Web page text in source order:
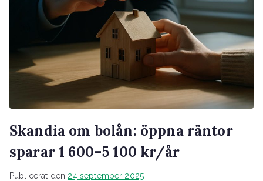
Skandia om bolån: öppna räntor
sparar 1 600–5 100 kr/år
Publicerat den 24 september 2025